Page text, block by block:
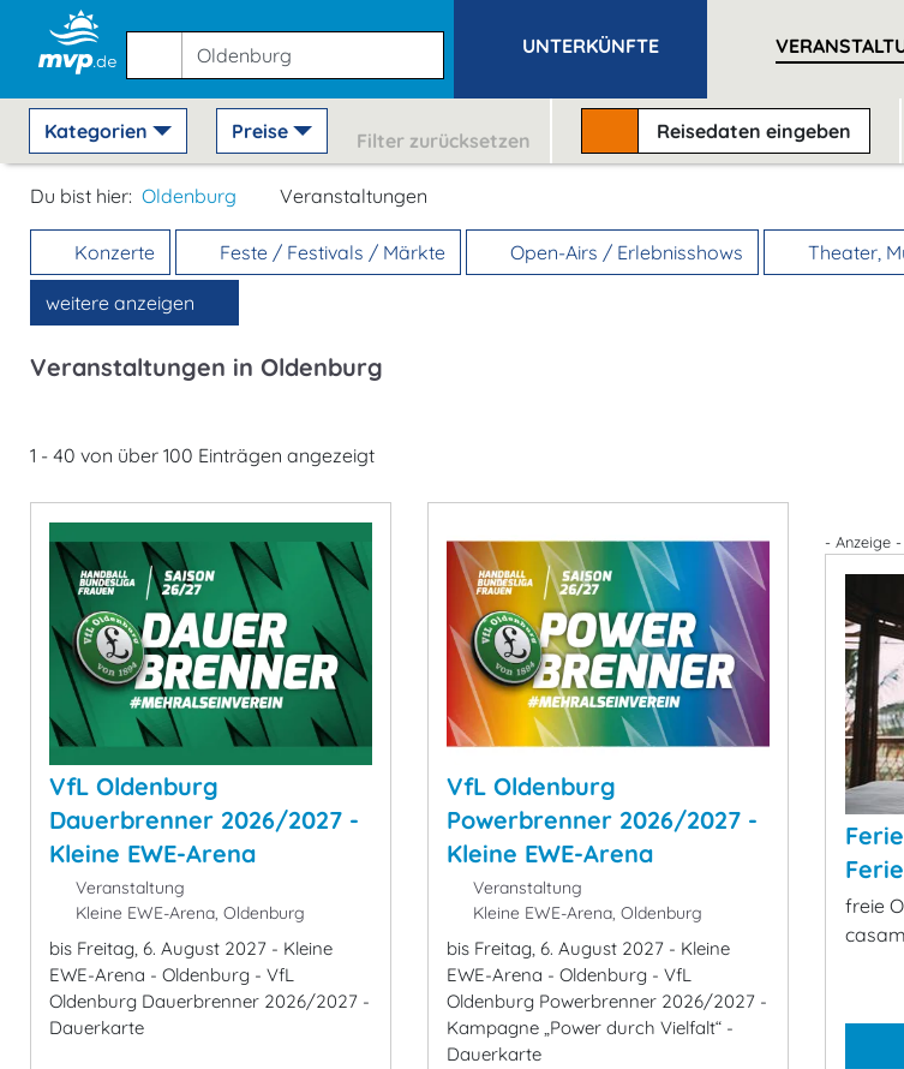
UNTERKÜNFTE
Kategorien Preise Filter zurücksetzen Reisedateneingeben
Du bist hier: Oldenburg Veranstaltungen
Konzerte Feste / Festivals / Märkte Open-Airs / Erlebnisshows Theater,
weitere anzeigen
Veranstaltungen in Oldenburg
1 - 40 von über 100 Einträgen angezeigt
VfL Oldenburg
Dauerbrenner 2026/2027 -
Kleine EWE-Arena
Veranstaltung
Kleine EWE-Arena, Oldenburg
bis Freitag, 6. August 2027 - Kleine
EWE-Arena - Oldenburg - VfL
Oldenburg Dauerbrenner 2026/2027 -
Dauerkarte
VfL Oldenburg
Powerbrenner 2026/2027 -
Kleine EWE-Arena
Veranstaltung
Kleine EWE-Arena, Oldenburg
bis Freitag, 6. August 2027 - Kleine
EWE-Arena - Oldenburg - VfL
Oldenburg Powerbrenner 2026/2027 -
Kampagne „Power durch Vielfalt“ -
Dauerkarte
- Anzeige -
freie